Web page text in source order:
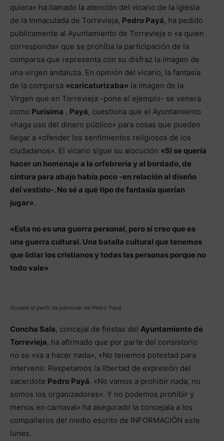
quiera» ha llamado la atención del vicario de la iglesia
de la Inmaculada de Torrevieja, Pedro Payá, ha pedido
publicamente al Ayuntamiento de Torrevieja o «a quien
corresponda» que se prohíba la participación de la
comparsa que representa con su disfraz la imagen de
una virgen andaluza. En opinión del vicario, la fantasía
de la comparsa «caricaturizaba» la imagen de la
Virgen que en Torrevieja -pone el ejemplo- se venera
como Purísima . Payá, cuestiona que el Ayuntamiento
«haga uso del dinero público» para cosas que pueden
llegar a «ofender los sentimientos religiosos de los
ciudadanos». El vicario sigue su alocución «Si se quería
hacer un homenaje a la orfebrería y al bordado, de
cintura para abajo había poco -en relación al diseño
del vestido-. No sé a qué tipo de fantasía querían
jugar».
«Esta no es una guerra personal, pero sí creo que es
una guerra cultural. Una batalla cultural que tenemos
que lidiar los cristianos y todas las personas porque no
todo vale»
Accede al perfil de personal de Pedro Payá
Concha Sala, concejal de fiestas del Ayuntamiento de
Torrevieja, ha afirmado que por parte del consistorio
no se «va a hacer nada», «No tenemos potestad para
intervenir. Respetamos la libertad de expresión del
sacerdote Pedro Payá. «No vamos a prohibir nada, no
somos los organizadores». Y no podemos prohibir y
menos en carnaval» ha asegurado la concejala a los
compañeros del medio escrito de INFORMACIÓN este
lunes.